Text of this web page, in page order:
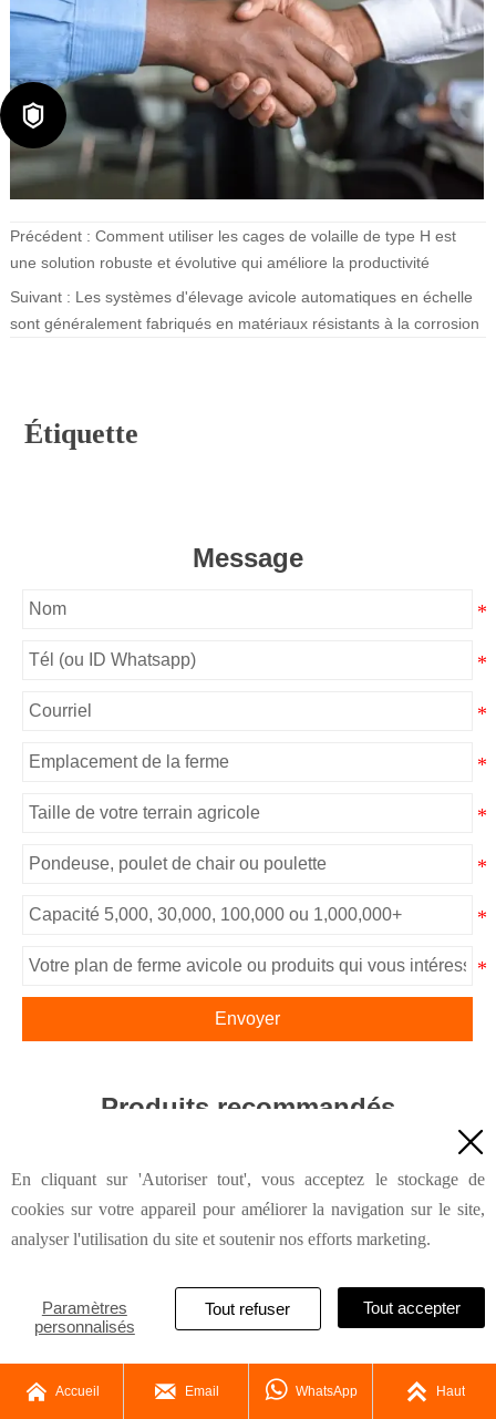
Précédent : Comment utiliser les cages de volaille de type H est
une solution robuste et évolutive qui améliore la productivité
Suivant : Les systèmes d'élevage avicole automatiques en échelle
sont généralement fabriqués en matériaux résistants à la corrosion
Étiquette
Message
Envoyer
Produits recommandés
Le siège social de HK
La filiale chinoise
 Accueil  Email  WhatsApp  Haut

En cliquant sur 'Autoriser tout', vous acceptez le stockage de
cookies sur votre appareil pour améliorer la navigation sur le site,
analyser l'utilisation du site et soutenir nos efforts marketing.
Paramètres
personnalisés
Tout refuser Tout accepter
